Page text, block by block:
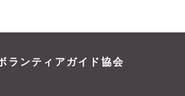
ランティアガイド協会